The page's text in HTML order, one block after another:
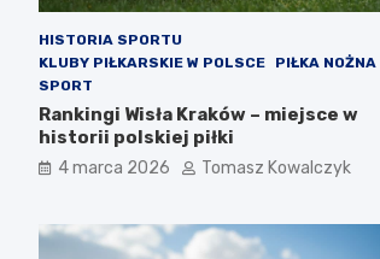
HISTORIA SPORTU
KLUBY PIŁKARSKIE W POLSCE
PIŁKA NOŻNA
SPORT
Rankingi Wisła Kraków – miejsce w
historii polskiej piłki
4 marca 2026 Tomasz Kowalczyk